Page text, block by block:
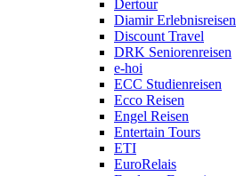
Dertour
Diamir Erlebnisreisen
Discount Travel
DRK Seniorenreisen
e-hoi
ECC Studienreisen
Ecco Reisen
Engel Reisen
Entertain Tours
ETI
EuroRelais